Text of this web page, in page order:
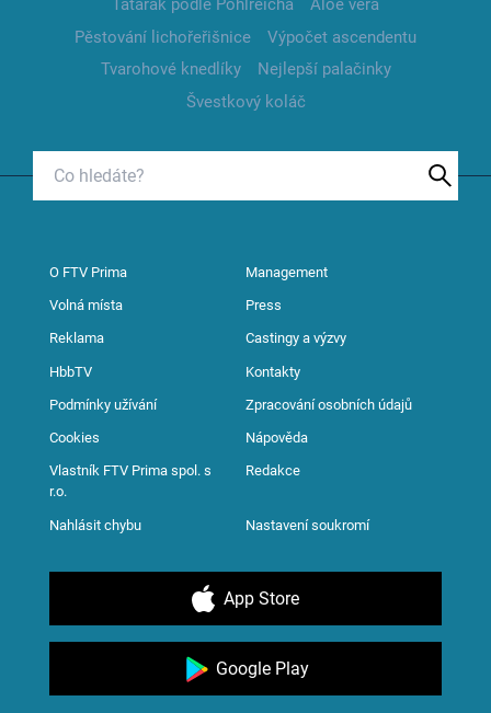
Tatarák podle Pohlreicha
Aloe vera
Pěstování lichořeřišnice
Výpočet ascendentu
Tvarohové knedlíky
Nejlepší palačinky
Švestkový koláč
O FTV Prima Management
Volná místa Press
Reklama Castingy a výzvy
HbbTV Kontakty
Podmínky užívání Zpracování osobních údajů
Cookies Nápověda
Vlastník FTV Prima spol. s
r.o.
Redakce
Nahlásit chybu Nastavení soukromí
App Store
Google Play